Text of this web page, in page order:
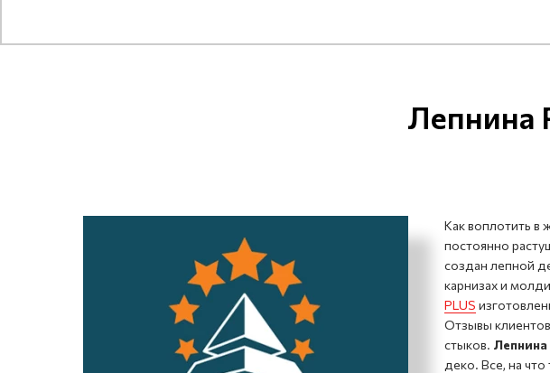
Лепнина
Как воплотить в
постоянно
создан лепной
карнизах и
PLUS
Отзывы
стыков.
деко. Все, на